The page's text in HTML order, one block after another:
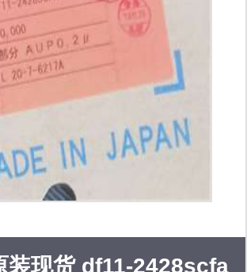
inc、infineon、intel、
、schaffner、on
、nexperia、vishay、
、honeywell等。 同时，
于为汽车、工业机器人、消
品智造凯发k8官网登录vip
装现货 df11-2428scfa